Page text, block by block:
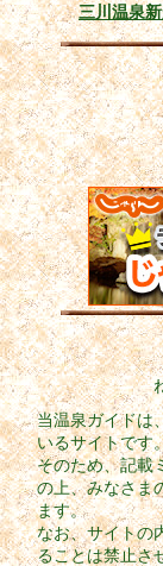
三川温泉
当温泉ガイドは
いるサイトです
そのため、記載
の上、みなさま
ます。
なお、サイトの
ることは禁止さ